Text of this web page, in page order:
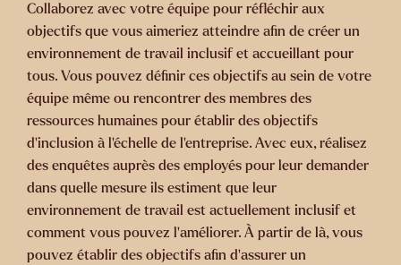
Collaborez avec votre équipe pour réfléchir aux
objectifs que vous aimeriez atteindre afin de créer un
environnement de travail inclusif et accueillant pour
tous. Vous pouvez définir ces objectifs au sein de votre
équipe même ou rencontrer des membres des
ressources humaines pour établir des objectifs
d’inclusion à l’échelle de l’entreprise. Avec eux, réalisez
des enquêtes auprès des employés pour leur demander
dans quelle mesure ils estiment que leur
environnement de travail est actuellement inclusif et
comment vous pouvez l’améliorer. À partir de là, vous
pouvez établir des objectifs afin d’assurer un